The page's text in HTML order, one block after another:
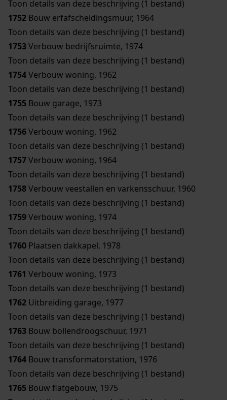
Toon details van deze beschrijving (1 bestand)
1752 Bouw erfafscheidingsmuur, 1964
Toon details van deze beschrijving (1 bestand)
1753Verbouw bedrijfsruimte, 1974
Toon details van deze beschrijving (1 bestand)
1754Verbouw woning, 1962
Toon details van deze beschrijving (1 bestand)
1755 Bouw garage, 1973
Toon details van deze beschrijving (1 bestand)
1756Verbouw woning, 1962
Toon details van deze beschrijving (1 bestand)
1757Verbouw woning, 1964
Toon details van deze beschrijving (1 bestand)
1758Verbouw veestallen en varkensschuur, 1960
Toon details van deze beschrijving (1 bestand)
1759Verbouw woning, 1974
Toon details van deze beschrijving (1 bestand)
1760 Plaatsen dakkapel, 1978
Toon details van deze beschrijving (1 bestand)
1761 Verbouw woning, 1973
Toon details van deze beschrijving (1 bestand)
1762 Uitbreiding garage, 1977
Toon details van deze beschrijving (1 bestand)
1763 Bouw bollendroogschuur, 1971
Toon details van deze beschrijving (1 bestand)
1764 Bouw transformatorstation, 1976
Toon details van deze beschrijving (1 bestand)
1765 Bouw flatgebouw, 1975